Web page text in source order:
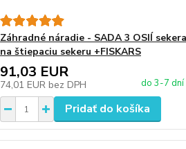
Záhradné náradie - SADA 3 OSIÍ sekera
na štiepaciu sekeru +FISKARS
91,03 EUR
74,01 EUR bez DPH do 3-7 dní
Pridať do košíka